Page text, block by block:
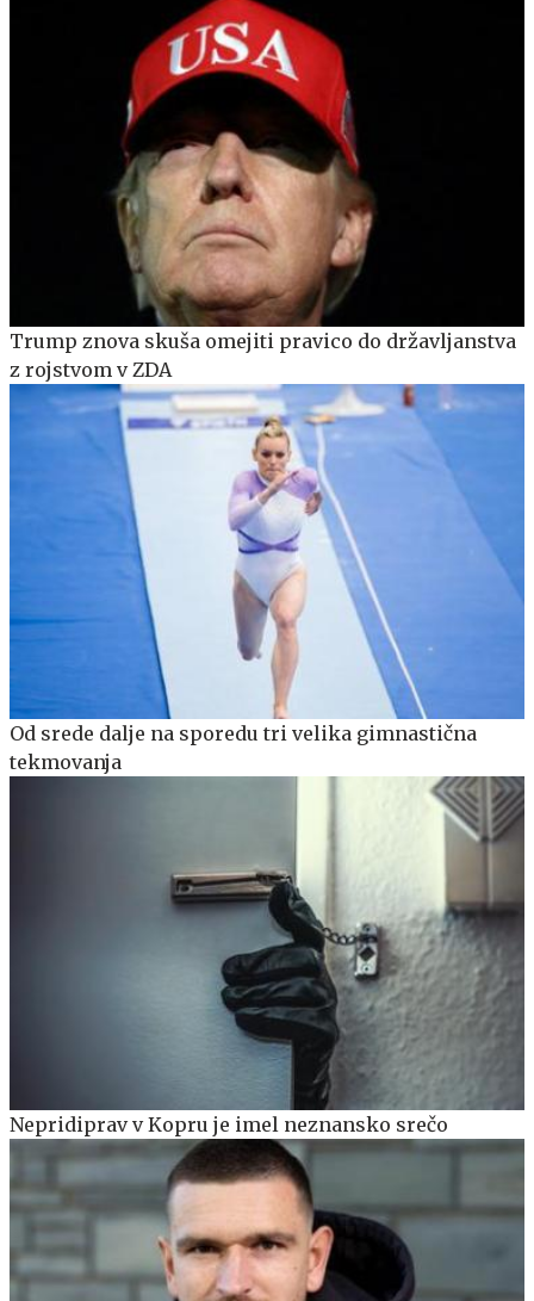
Trump znova skuša omejiti pravico do državljanstva
z rojstvom v ZDA
Od srede dalje na sporedu tri velika gimnastična
tekmovanja
Nepridiprav v Kopru je imel neznansko srečo